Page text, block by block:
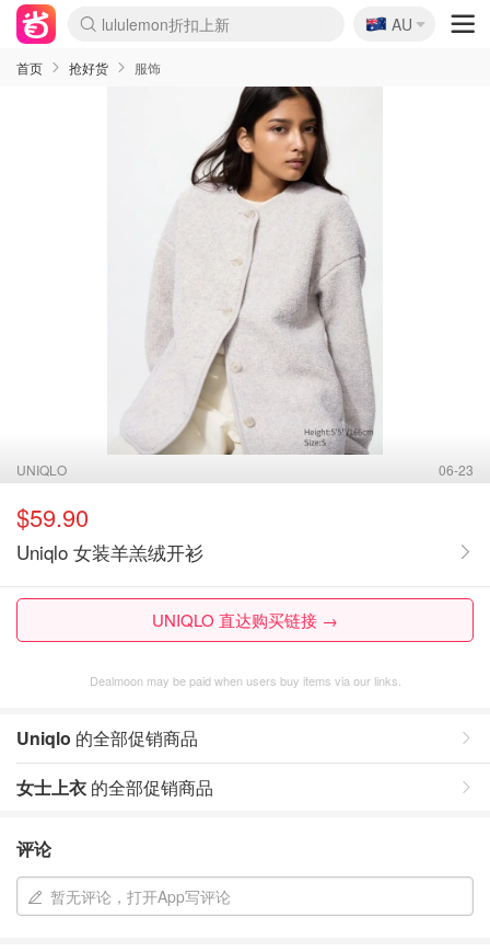
lululemon折扣上新
Sasa美妆护肤3.5折
SSENSE年中3折
FreshBeauty好价汇总
Cettire降价+叠9折
Farfetch折上8折
WWS Coles超市实拍
viagogo二手票捡漏
Myer清仓1折起
The Outnet奢牌1折起
David Jones 3折起
Flannels大牌1折
Perfumes Club护肤1折
AMIRO返校季6.2折
Oweek抽奖送Airpods
Amazon折扣汇总
eToro入金$200送$50
Amazon数码好物
ICONIC本周7.5折
ThedoubleF高奢地板价
Moose Knuckles 6折
丝芙兰5折起
EUFY官网3.7折起
Selenichast首饰2折
Trip机票酒店促销
YSL送5件彩妆礼
Amazon家居好物
BIGBANG巡演开票
David Jones时尚3折
Amazon美妆护肤
雅漾大喷$8
过敏原检测盒$33
伊索独家赠50ml沐浴露
科颜氏清仓3折
SEALIFE海洋馆门票6折
丝塔芙大白罐$16
订阅Newsletter送香薰
Cult Beauty 6.8折
Harrods圣诞日历2.3折
LN-CC奢牌私促3折
d'Alba空姐喷雾$16
EVE LOM套装逆天2折
Bernardelli独家4折
Adore Beauty 6折起
CT圣诞日历
Mytheresa奢品2.7折
Luxury Escapes 9折
Currentbody美容仪9折
MOON Garden Live
ALLSAINTS美衣3折
Roborock扫地机3.7折
Tingo Life水杯$24
Valentino官网5折
CR洗发护发6.3折
🇦🇺
AU
首页 抢好货 服饰
UNIQLO 06-23
$59.90
Uniqlo 女装羊羔绒开衫
UNIQLO 直达购买链接 →
Dealmoon may be paid when users buy items via our links.
Uniqlo 的全部促销商品
女士上衣 的全部促销商品
评论
暂无评论，打开App写评论